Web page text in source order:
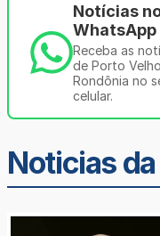
Notícias
WhatsApp
Receba as
de Porto
Rondônia no
celular.
Noticias